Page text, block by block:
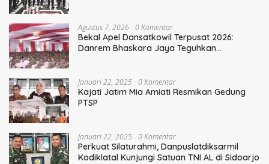
Agustus 7, 2026 0 Komentar
Bekal Apel Dansatkowil Terpusat 2026:
Danrem Bhaskara Jaya Teguhkan
Januari 22, 2025 0 Komentar
Kajati Jatim Mia Amiati Resmikan Gedung
PTSP
Januari 22, 2025 0 Komentar
Perkuat Silaturahmi, Danpuslatdiksarmil
Kodiklatal Kunjungi Satuan TNI AL di Sidoarjo